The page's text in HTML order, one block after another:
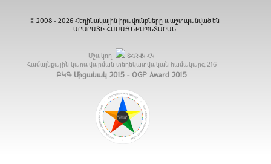
©2008 - 2026 Հեղինակային իրավունքները պաշտպանված են
ԱՐԱՐԱՏԻ ՀԱՄԱՅՆՔԱՊԵՏԱՐԱՆ
Մշակող ՏՀԶՎԿ ՀԿ
Համայնքային կառավարման տեղեկատվական համակարգ 216
ԲԿԳ Մրցանակ 2015 - OGP Award 2015